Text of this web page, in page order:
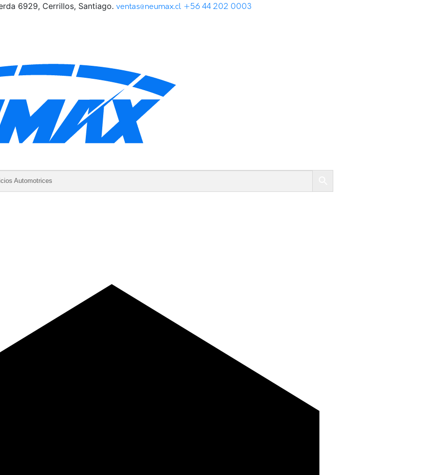
6929, Cerrillos, Santiago. ventas@neumax.cl +56 44 202 0003